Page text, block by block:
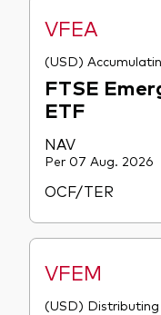
VFEA
(USD)
FTSE
ETF
NAV
Per 07 Aug. 2026
OCF/TER
VFEM
(USD) Distributing